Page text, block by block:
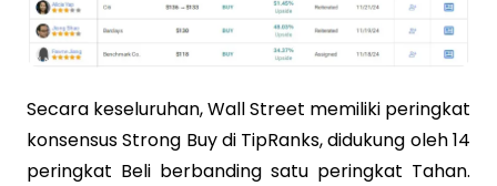
Secara keseluruhan, Wall Street memiliki peringkat
konsensus Strong Buy di TipRanks, didukung oleh 14
peringkat Beli berbanding satu peringkat Tahan.